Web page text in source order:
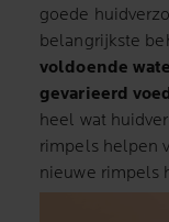
goede
belangrijkste
voldoende
gevarieerd
heel wat
rimpels helpen
nieuwe rimpels